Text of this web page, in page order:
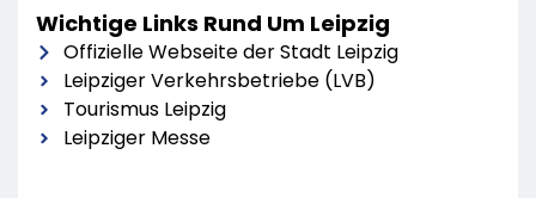
Wichtige Links Rund Um Leipzig
Offizielle Webseite der Stadt Leipzig
Leipziger Verkehrsbetriebe (LVB)
Tourismus Leipzig
Leipziger Messe